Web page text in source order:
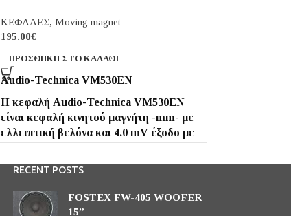
ΚΕΦΑΛΕΣ, Moving magnet
195.00€
ΠΡΟΣΘΉΚΗ ΣΤΟ ΚΑΛΆΘΙ
Audio-Technica VM530EN
Η κεφαλή Audio-Technica VM530EN
είναι κεφαλή κινητού μαγνήτη -mm- με
ελλειπτική βελόνα και 4.0 mV έξοδο με
kHz) και απόκριση συχνότητας 20 -
30 dB (1 kHz)
RECENT POSTS
FOSTEX FW-405 WOOFER
15”